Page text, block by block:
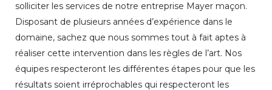
solliciter les services de notre entreprise Mayer maçon.
Disposant de plusieurs années d’expérience dans le
domaine, sachez que nous sommes tout à fait aptes à
réaliser cette intervention dans les règles de l’art. Nos
équipes respecteront les différentes étapes pour que les
résultats soient irréprochables qui respecteront les